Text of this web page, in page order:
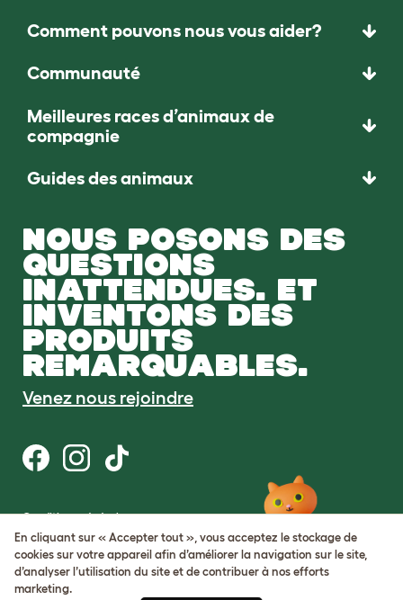
Comment pouvons nous vous aider?
Communauté
Meilleures races d’animaux de
compagnie
Guides des animaux
NOUS POSONS DES
QUESTIONS
INATTENDUES. ET
INVENTONS DES
PRODUITS
REMARQUABLES.
Venez nous rejoindre
Conditions générales
Protection de la vie privée et cookies
Cookie Settings
Plan du site
En cliquant sur « Accepter tout », vous acceptez le stockage de
cookies sur votre appareil afin d’améliorer la navigation sur le site,
d’analyser l’utilisation du site et de contribuer à nos efforts
marketing.